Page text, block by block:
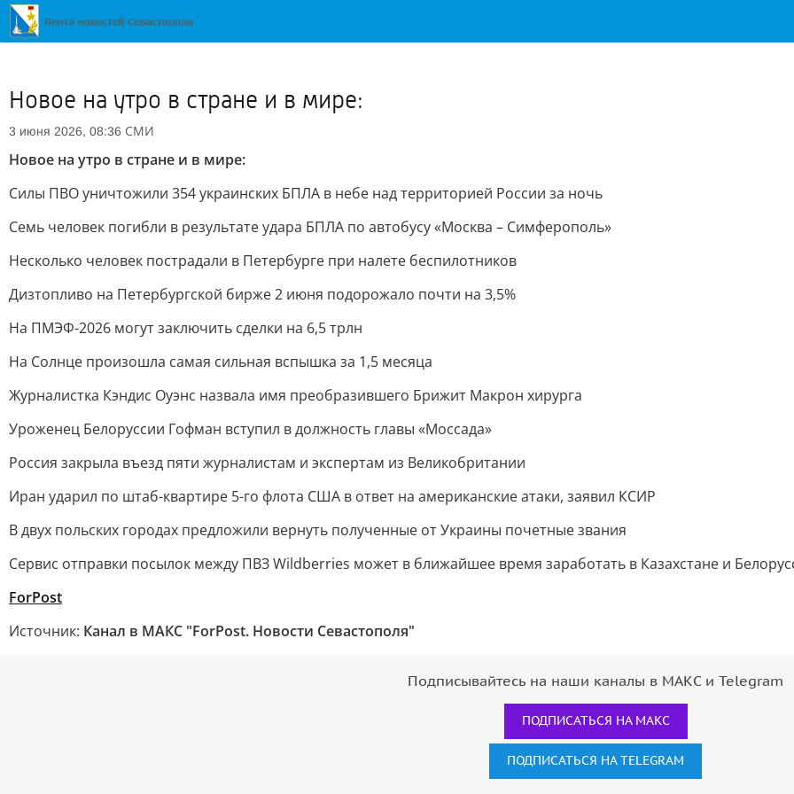
Новое на утро в стране и в мире:
3 июня 2026, 08:36 СМИ
Новое на утро в стране и в мире:
Силы ПВО уничтожили 354 украинских БПЛА в небе над территорией России за ночь
Семь человек погибли в результате удара БПЛА по автобусу «Москва – Симферополь»
Несколько человек пострадали в Петербурге при налете беспилотников
Дизтопливо на Петербургской бирже 2 июня подорожало почти на 3,5%
На ПМЭФ-2026 могут заключить сделки на 6,5 трлн
На Солнце произошла самая сильная вспышка за 1,5 месяца
Журналистка Кэндис Оуэнс назвала имя преобразившего Брижит Макрон хирурга
Уроженец Белоруссии Гофман вступил в должность главы «Моссада»
Россия закрыла въезд пяти журналистам и экспертам из Великобритании
Иран ударил по штаб-квартире 5-го флота США в ответ на американские атаки, заявил КСИР
В двух польских городах предложили вернуть полученные от Украины почетные звания
Сервис отправки посылок между ПВЗ Wildberries может в ближайшее время заработать в Казахстане и
ForPost
Источник: Канал в МАКС "ForPost. Новости Севастополя"
Подписывайтесь на наши каналы в МАКС и Telegram
ПОДПИСАТЬСЯ НА МАКС
ПОДПИСАТЬСЯ НА TELEGRAM